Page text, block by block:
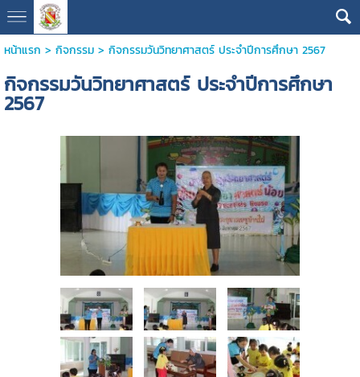
หน้าแรก > กิจกรรม> กิจกรรมวันวิทยาศาสตร์ ประจำปีการศึกษา 2567
กิจกรรมวันวิทยาศาสตร์ ประจำปีการศึกษา
2567